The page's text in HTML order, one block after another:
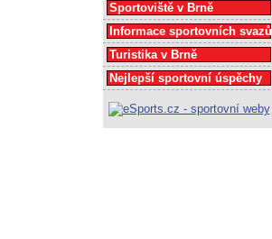
Sportoviště v Brně
Informace sportovních svazů
Turistika v Brně
Nejlepší sportovní úspěchy